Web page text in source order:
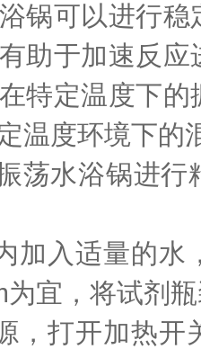
锅可以进行
助于加速反
特定温度下
温度环境下的
荡水浴锅进行
加入适量的水
宜，将试剂
，打开加热开